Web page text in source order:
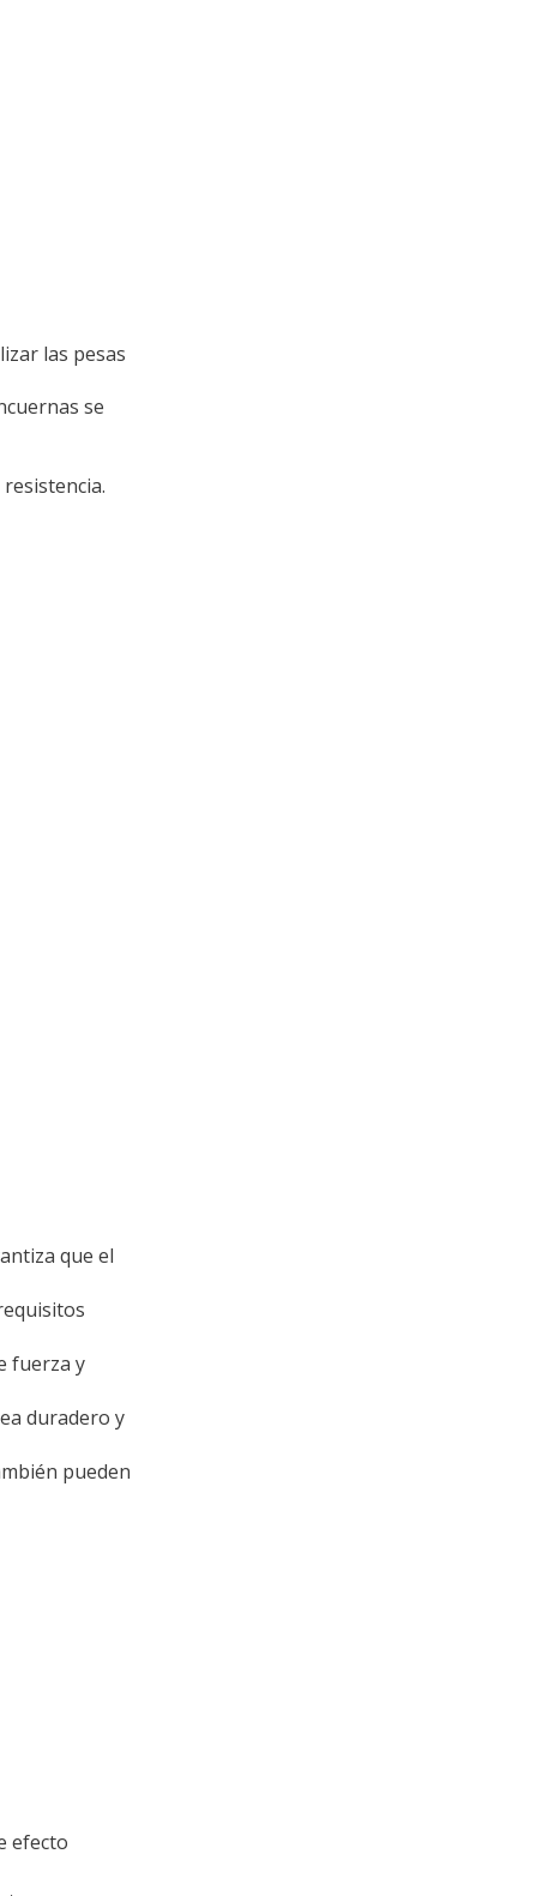
las pesas
se
que el
fuerza y
duradero y
pueden
efecto